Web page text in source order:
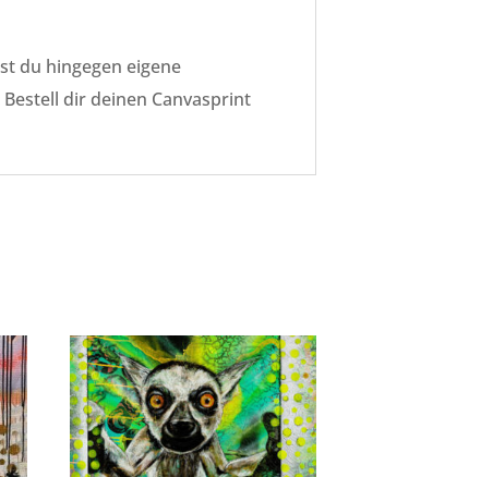
du hingegen eigene
dir deinen Canvasprint